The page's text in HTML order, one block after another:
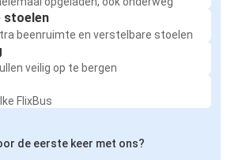
stoelen
beenruimte en verstelbare stoelen
veilig op te bergen
FlixBus
de eerste keer met ons?